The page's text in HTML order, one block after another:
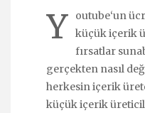
Y
outube‘un
küçük içerik
fırsatlar
gerçekten nasıl
herkesin içerik
küçük içerik